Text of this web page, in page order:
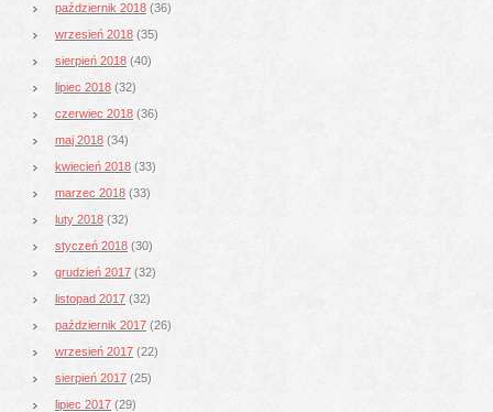
październik 2018 (36)
wrzesień 2018 (35)
sierpień 2018 (40)
lipiec 2018 (32)
czerwiec 2018 (36)
maj 2018 (34)
kwiecień 2018 (33)
marzec 2018 (33)
luty 2018 (32)
styczeń 2018 (30)
grudzień 2017 (32)
listopad 2017 (32)
październik 2017 (26)
wrzesień 2017 (22)
sierpień 2017 (25)
lipiec 2017 (29)